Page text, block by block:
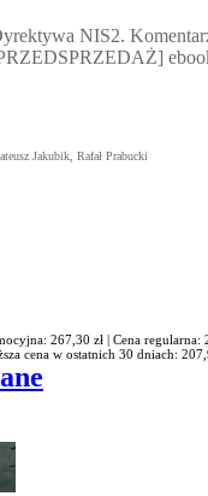
NIS2.
Jakubik, Rafał Prabucki
267,30 zł | Cena regularna:
cena w ostatnich 30 dniach: